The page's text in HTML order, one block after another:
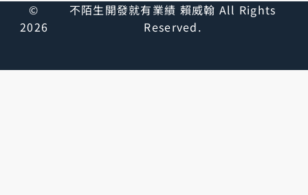
©
2026
不陌生開發就有業績 賴威翰 All Rights
Reserved.